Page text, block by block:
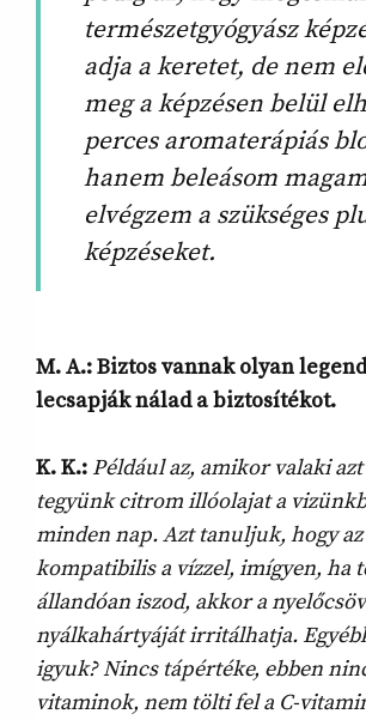
természetgyógyász
adja a keretet, de nem
meg a képzésen belül
perces aromaterápiás
hanem beleásom
elvégzem a szükséges
képzéseket.
M. A.: Biztos vannak olyan
lecsapják nálad a biztosítékot.
K. K.: Például az, amikor valaki
tegyünk citrom illóolajat a
minden nap. Azt tanuljuk, hogy
kompatibilis a vízzel, imígyen, ha
állandóan iszod, akkor a
nyálkahártyáját irritálhatja.
igyuk? Nincs tápértéke, ebben
vitaminok, nem tölti fel a C-